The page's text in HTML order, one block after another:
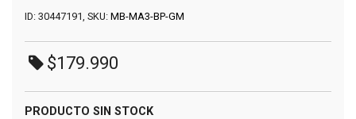
ID: 30447191, SKU: MB-MA3-BP-GM
$179.990
PRODUCTO SIN STOCK